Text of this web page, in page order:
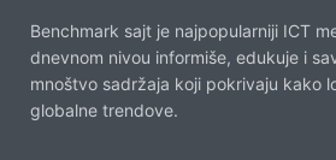
Benchmark sajt je najpopularniji ICT
dnevnom nivou informiše, edukuje i
mnoštvo sadržaja koji pokrivaju kako
globalne trendove.